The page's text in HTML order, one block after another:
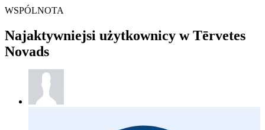
WSPÓLNOTA
Najaktywniejsi użytkownicy w Tērvetes
Novads